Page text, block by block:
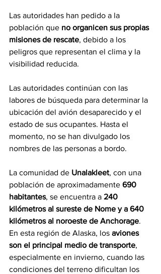
Las autoridades han pedido a la
población que no organicen sus propias
misiones de rescate, debido a los
peligros que representan el clima y la
visibilidad reducida.
Las autoridades continúan con las
labores de búsqueda para determinar la
ubicación del avión desaparecido y el
estado de sus ocupantes. Hasta el
momento, no se han divulgado los
nombres de las personas a bordo.
La comunidad de Unalakleet, con una
población de aproximadamente 690
habitantes, se encuentra a 240
kilómetros al sureste de Nome y a 640
kilómetros al noroeste de Anchorage.
En esta región de Alaska, los aviones
son el principal medio de transporte,
especialmente en invierno, cuando las
condiciones del terreno dificultan los